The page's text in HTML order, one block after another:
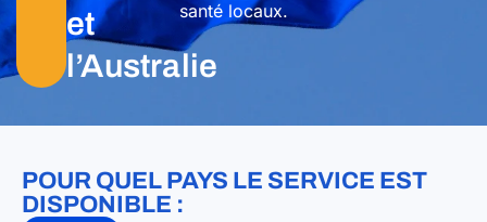
et
l’Australie
santé locaux.
POUR QUEL PAYS LE SERVICE EST
DISPONIBLE :